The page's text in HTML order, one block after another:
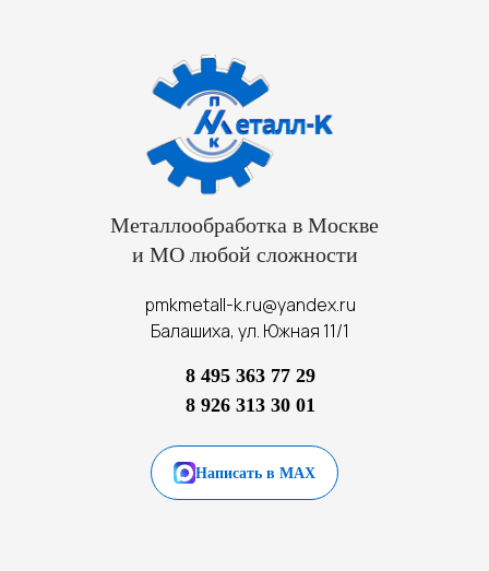
Металлообработка в Москве
и МО любой сложности
pmkmetall-k.ru@yandex.ru
Балашиха, ул. Южная 11/1
8 495 363 77 29
8 926 313 30 01
Написать в MAX